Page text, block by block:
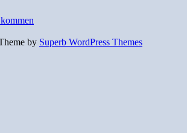
by Superb WordPress Themes